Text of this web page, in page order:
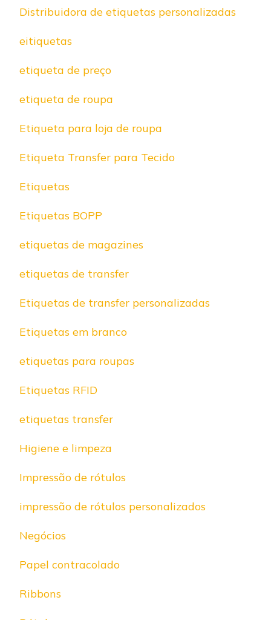
Distribuidora de etiquetas personalizadas
eitiquetas
etiqueta de preço
etiqueta de roupa
Etiqueta para loja de roupa
Etiqueta Transfer para Tecido
Etiquetas
Etiquetas BOPP
etiquetas de magazines
etiquetas de transfer
Etiquetas de transfer personalizadas
Etiquetas em branco
etiquetas para roupas
Etiquetas RFID
etiquetas transfer
Higiene e limpeza
Impressão de rótulos
impressão de rótulos personalizados
Negócios
Papel contracolado
Ribbons